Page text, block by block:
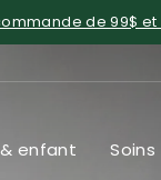
enfant Soins
de 99$ et